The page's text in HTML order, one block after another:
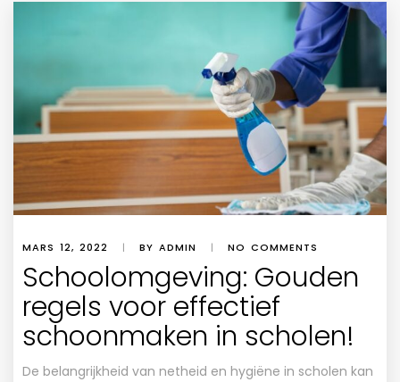
MARS 12, 2022 | BY ADMIN | NO COMMENTS
Schoolomgeving: Gouden
regels voor effectief
schoonmaken in scholen!
De belangrijkheid van netheid en hygiëne in scholen kan